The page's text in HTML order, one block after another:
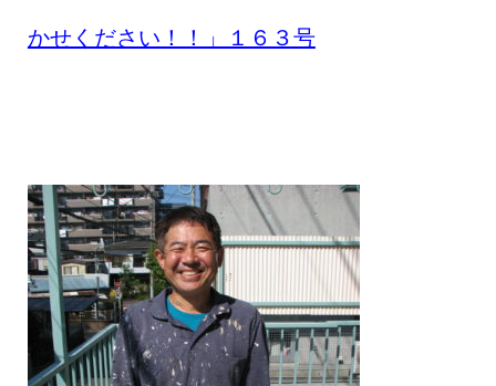
かせください！！」１６３号